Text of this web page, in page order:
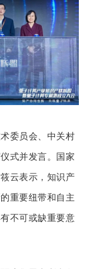
委员会、中关村
式并发言。国家
云表示，知识产
重要纽带和自主
不可或缺重要意